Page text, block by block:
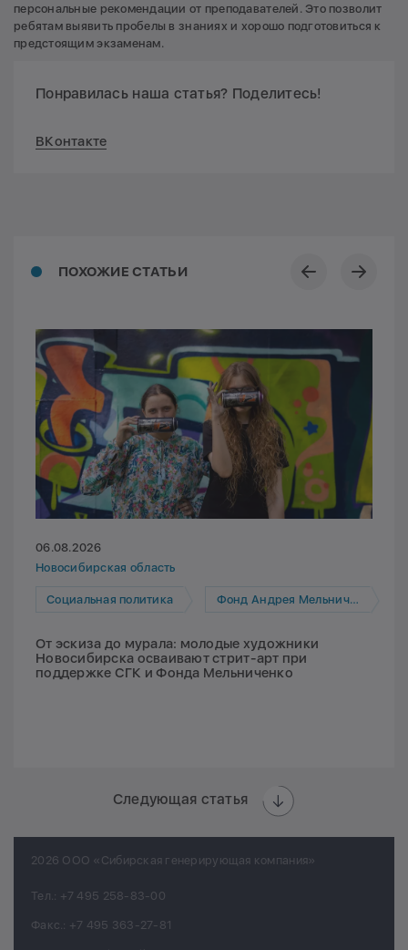
персональные рекомендации от преподавателей. Это позволит
ребятам выявить пробелы в знаниях и хорошо подготовиться к
предстоящим экзаменам.
Понравилась наша статья? Поделитесь!
ВКонтакте
ПОХОЖИЕ СТАТЬИ
06.08.2026
Новосибирская область
Социальная политика Фонд Андрея Мельниченко
От эскиза до мурала: молодые художники
Новосибирска осваивают стрит-арт при
поддержке СГК и Фонда Мельниченко
Следующая статья
2026 ООО «Сибирская генерирующая компания»
Тел.: +7 495 258-83-00
Факс.: +7 495 363-27-81